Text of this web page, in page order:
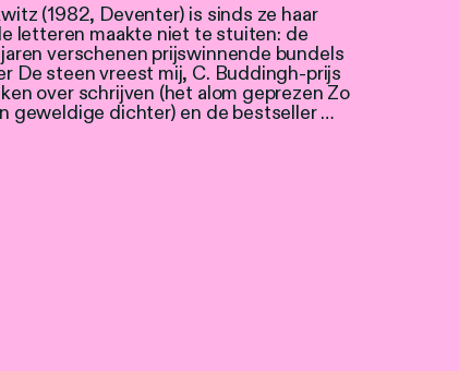
(1982, Deventer) is sinds ze haar
letteren maakte niet te stuiten: de
verschenen prijswinnende bundels
De steen vreest mij, C. Buddingh-prijs
over schrijven (het alom geprezen Zo
geweldige dichter) en de bestseller …